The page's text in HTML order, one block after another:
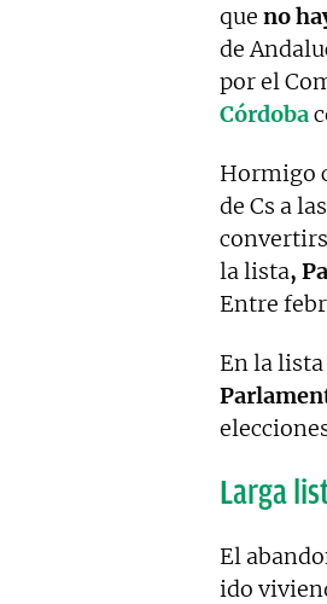
que no
de
por el
Córdoba
Hormigo
de Cs a
la lista,
Entre
En la
Larga
El
ido